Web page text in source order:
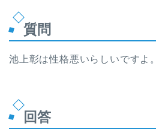
質問
池上彰は性格悪いらしいですよ。
回答